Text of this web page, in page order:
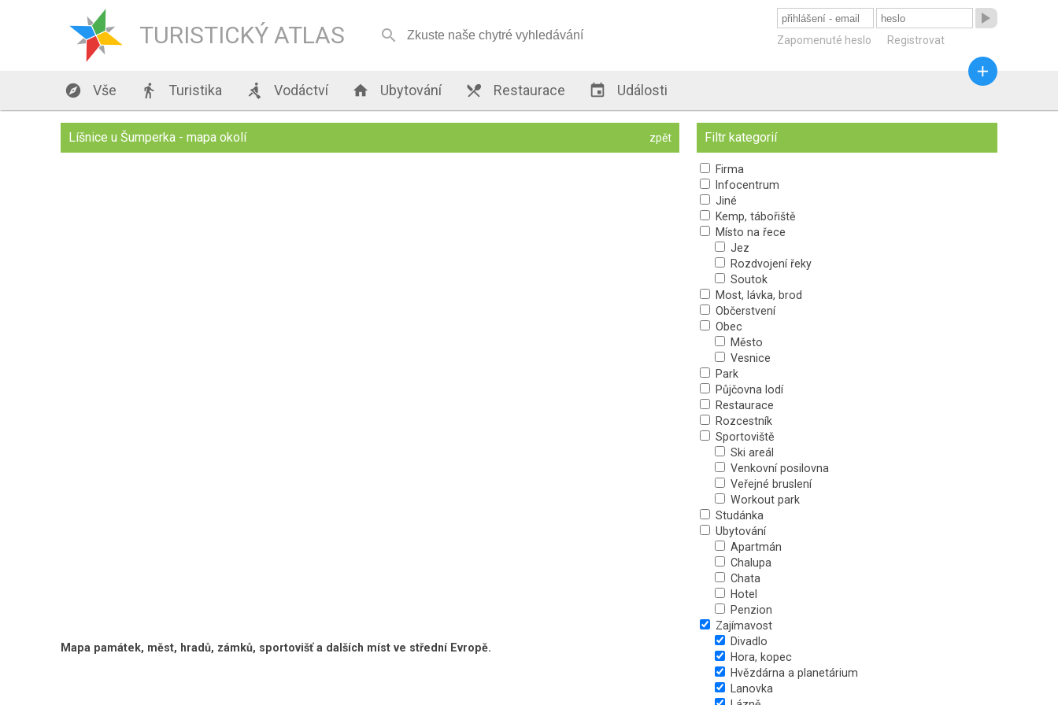
TURISTICKÝ ATLAS 

Zapomenuté heslo Registrovat
 Vše  Turistika  Vodáctví  Ubytování  Restaurace  Události

Líšnice u Šumperka - mapa okolí zpět
Mapa památek, měst, hradů, zámků, sportovišť a dalších míst ve střední Evropě.
Filtr kategorií
Firma
Infocentrum
Jiné
Kemp, tábořiště
Místo na řece
Jez
Rozdvojení řeky
Soutok
Most, lávka, brod
Občerstvení
Obec
Město
Vesnice
Park
Půjčovna lodí
Restaurace
Rozcestník
Sportoviště
Ski areál
Venkovní posilovna
Veřejné bruslení
Workout park
Studánka
Ubytování
Apartmán
Chalupa
Chata
Hotel
Penzion
Zajímavost
Divadlo
Hora, kopec
Hvězdárna a planetárium
Lanovka